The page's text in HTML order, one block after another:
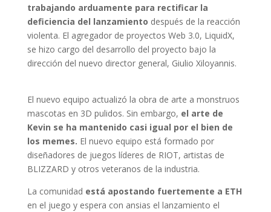
trabajando arduamente para rectificar la
deficiencia del lanzamiento después de la reacción
violenta. El agregador de proyectos Web 3.0, LiquidX,
se hizo cargo del desarrollo del proyecto bajo la
dirección del nuevo director general, Giulio Xiloyannis.
El nuevo equipo actualizó la obra de arte a monstruos
mascotas en 3D pulidos. Sin embargo, el arte de
Kevin se ha mantenido casi igual por el bien de
los memes. El nuevo equipo está formado por
diseñadores de juegos líderes de RIOT, artistas de
BLIZZARD y otros veteranos de la industria.
La comunidad está apostando fuertemente a ETH
en el juego y espera con ansias el lanzamiento el